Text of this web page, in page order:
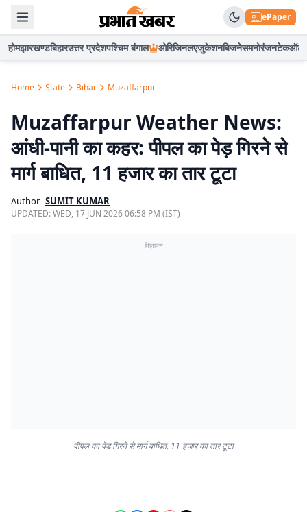
ePaper
होमझारखण्डबिहारउत्तर प्रदेशपश्चिम बंगाल ओरिजिनलएजुकेशनबिजनेसमनोरंजनटेकऑटो
Home State Bihar Muzaffarpur
Muzaffarpur Weather News:
आंधी-पानी का कहर: पीपल का पेड़ गिरने से
मार्ग बाधित, 11 हजार का तार टूटा
Author SUMIT KUMAR
UPDATED:WED, 17 JUN 2026 06:58 PM (IST)
विज्ञापन
पीपल का पेड़ गिरने से मार्ग बाधित, 11 हजार का तार टूटा